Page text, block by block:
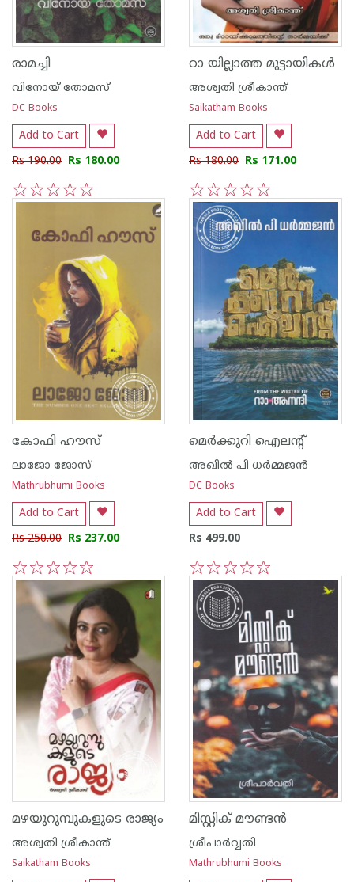
രാമച്ചി
വിനോയ് തോമസ്
DC Books
Add to Cart
Rs 190.00 Rs 180.00
5
4
3
2
1
ഠാ യില്ലാത്ത മുട്ടായികള്‍
അശ്വതി ശ്രീകാന്ത്
Saikatham Books
Add to Cart
Rs 180.00 Rs 171.00
5
4
3
2
1
കോഫി ഹൗസ്
ലാജോ ജോസ്
Mathrubhumi Books
Add to Cart
Rs 250.00 Rs 237.00
5
4
3
2
1
മെര്‍ക്കുറി ഐലന്റ്
അഖില്‍ പി ധര്‍മ്മജന്‍
DC Books
Add to Cart
Rs 499.00
5
4
3
2
1
മഴയുറുമ്പുകളുടെ രാജ്യം
അശ്വതി ശ്രീകാന്ത്
Saikatham Books
മിസ്റ്റിക് മൗണ്ടന്‍
ശ്രീപാര്‍വ്വതി
Mathrubhumi Books